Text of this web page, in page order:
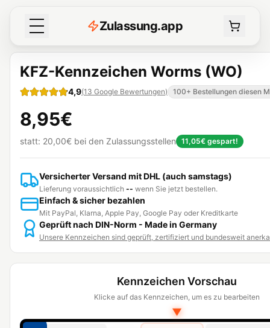
Zulassung.app
KFZ-Kennzeichen Worms (WO)
4,9(13 Google Bewertungen) 100+ Bestellungen diesen
8,95€
statt: 20,00€ bei den Zulassungsstellen 11,05€ gespart!
Versicherter Versand mit DHL (auch samstags)
Lieferung voraussichtlich -- wenn Sie jetzt bestellen.
Einfach & sicher bezahlen
Mit PayPal, Klarna, Apple Pay, Google Pay oder Kreditkarte
Geprüft nach DIN-Norm - Made in Germany
Unsere Kennzeichen sind geprüft, zertifiziert und bundesweit
Kennzeichen Vorschau
Klicke auf das Kennzeichen, um es zu bearbeiten
▼